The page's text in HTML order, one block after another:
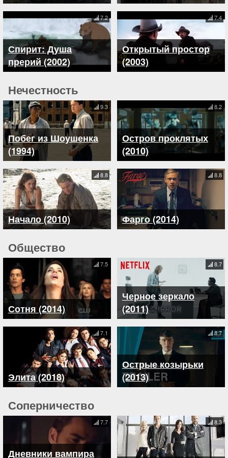
Спирит: Душа
прерий (2002)
7.2
Открытый простор
(2003)
7.4
Нечестность
Побег из Шоушенка
(1994)
9.3
Остров проклятых
(2010)
8.2
Начало (2010)
8.8
Фарго (2014)
8.8
Общество
Сотня (2014)
7.5
Черное зеркало
(2011)
8.7
Элита (2018)
7.1
Острые козырьки
(2013)
8.7
Соперничество
Дневники вампира
7.7 8.3